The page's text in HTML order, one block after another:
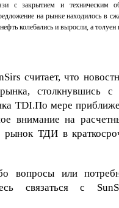
с закрытием и техническим
на рынке находилось в
колебались и выросли, а толуен
считает, что
столкнувшись с
TDI.По мере
внимание на
ТДИ в
вопросы или
связаться с